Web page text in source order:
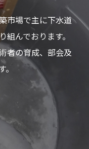
市場で主に下水道
んでおります。
者の育成、部会及